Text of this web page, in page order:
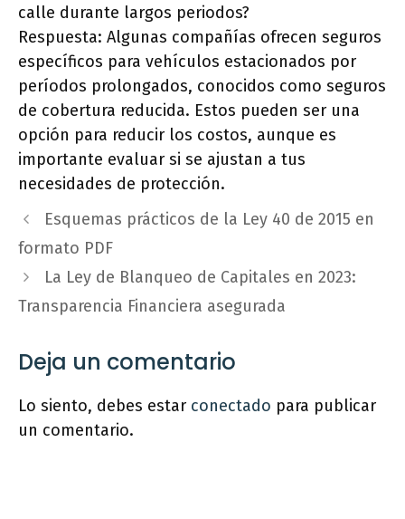
calle durante largos periodos?
Respuesta: Algunas compañías ofrecen seguros
específicos para vehículos estacionados por
períodos prolongados, conocidos como seguros
de cobertura reducida. Estos pueden ser una
opción para reducir los costos, aunque es
importante evaluar si se ajustan a tus
necesidades de protección.
Esquemas prácticos de la Ley 40 de 2015 en
formato PDF
La Ley de Blanqueo de Capitales en 2023:
Transparencia Financiera asegurada
Deja un comentario
Lo siento, debes estar conectado para publicar
un comentario.